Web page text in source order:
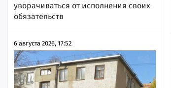
уворачиваться от исполнения своих
обязательств
6 августа 2026, 17:52